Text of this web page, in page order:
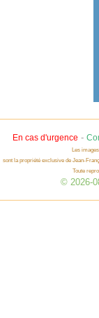
En cas d'urgence -
Les
sont la propriété exclusive de Jean-
Toute
© 2026-